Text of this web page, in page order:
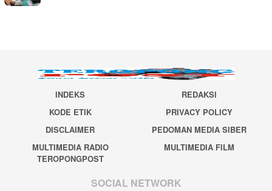
INDEKS
REDAKSI
KODE ETIK
PRIVACY POLICY
DISCLAIMER
PEDOMAN MEDIA SIBER
MULTIMEDIA RADIO
TEROPONGPOST
MULTIMEDIA FILM
SOCIAL NETWORK